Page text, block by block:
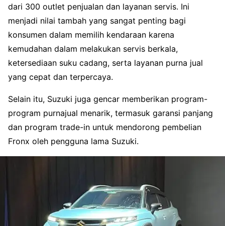
dari 300 outlet penjualan dan layanan servis. Ini
menjadi nilai tambah yang sangat penting bagi
konsumen dalam memilih kendaraan karena
kemudahan dalam melakukan servis berkala,
ketersediaan suku cadang, serta layanan purna jual
yang cepat dan terpercaya.
Selain itu, Suzuki juga gencar memberikan program-
program purnajual menarik, termasuk garansi panjang
dan program trade-in untuk mendorong pembelian
Fronx oleh pengguna lama Suzuki.